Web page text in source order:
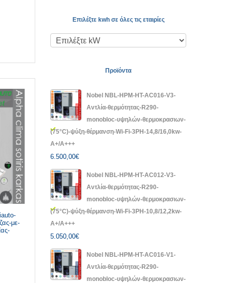
με-
Επιλέξτε kwh σε όλες τις εταιρίες
Προϊόντα
Nobel NBL-HPM-HT-AC016-V3-
Αντλία-θερμότητας-R290-
monobloc-υψηλών-θερμοκρασιων-
(75°C)-ψύξη-θέρμανση-Wi-Fi-3PH-14,8/16,0kw-
A+/A+++
6.500,00€
Nobel NBL-HPM-HT-AC012-V3-
Αντλία-θερμότητας-R290-
monobloc-υψηλών-θερμοκρασιων-
(75°C)-ψύξη-θέρμανση-Wi-Fi-3PH-10,8/12,2kw-
A+/A+++
5.050,00€
Nobel NBL-HPM-HT-AC016-V1-
Αντλία-θερμότητας-R290-
monobloc-υψηλών-θερμοκρασιων-